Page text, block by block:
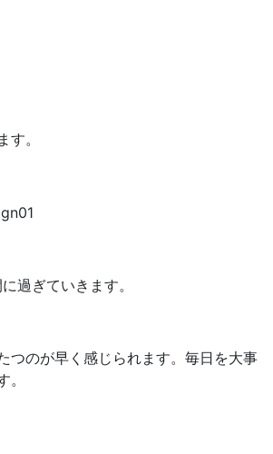
。
過ぎていきます。
つのが早く感じられます。毎日を大事